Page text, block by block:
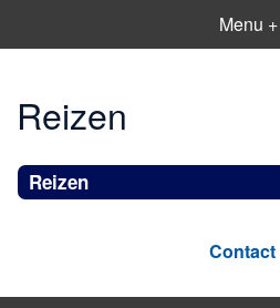
Menu +
Reizen
Reizen
Contact